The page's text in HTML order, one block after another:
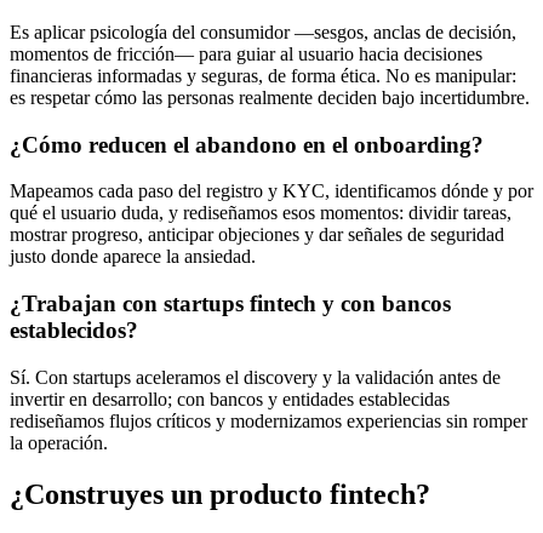
Es aplicar psicología del consumidor —sesgos, anclas de decisión,
momentos de fricción— para guiar al usuario hacia decisiones
financieras informadas y seguras, de forma ética. No es manipular:
es respetar cómo las personas realmente deciden bajo incertidumbre.
¿Cómo reducen el abandono en el onboarding?
Mapeamos cada paso del registro y KYC, identificamos dónde y por
qué el usuario duda, y rediseñamos esos momentos: dividir tareas,
mostrar progreso, anticipar objeciones y dar señales de seguridad
justo donde aparece la ansiedad.
¿Trabajan con startups fintech y con bancos
establecidos?
Sí. Con startups aceleramos el discovery y la validación antes de
invertir en desarrollo; con bancos y entidades establecidas
rediseñamos flujos críticos y modernizamos experiencias sin romper
la operación.
¿Construyes un producto fintech?